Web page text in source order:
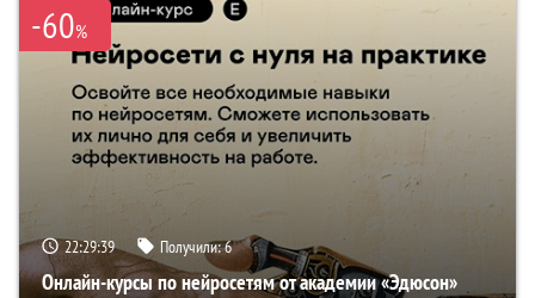
-60%
22:29:38 Получили:6
Онлайн-курсы по нейросетям от академии «Эдюсон»